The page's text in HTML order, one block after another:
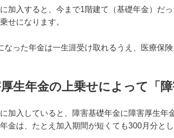
加入すると、今まで1階建て（基礎年金）だ
せになります。
なった年金は一生涯受け取れるうえ、医療保
生年金の上乗せによって「
加入していると、障害基礎年金に障害厚生年
金は、たとえ加入期間が短くても300月分と